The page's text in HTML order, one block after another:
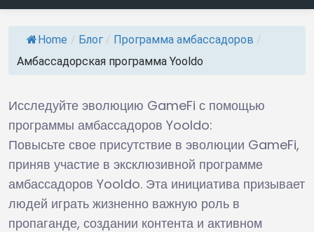
Home / Блог / Программа амбассадоров /
Амбассадорская программа Yooldo
Исследуйте эволюцию GameFi с помощью
программы амбассадоров Yooldo:
Повысьте свое присутствие в эволюции GameFi,
приняв участие в эксклюзивной программе
амбассадоров Yooldo. Эта инициатива призывает
людей играть жизненно важную роль в
пропаганде, создании контента и активном